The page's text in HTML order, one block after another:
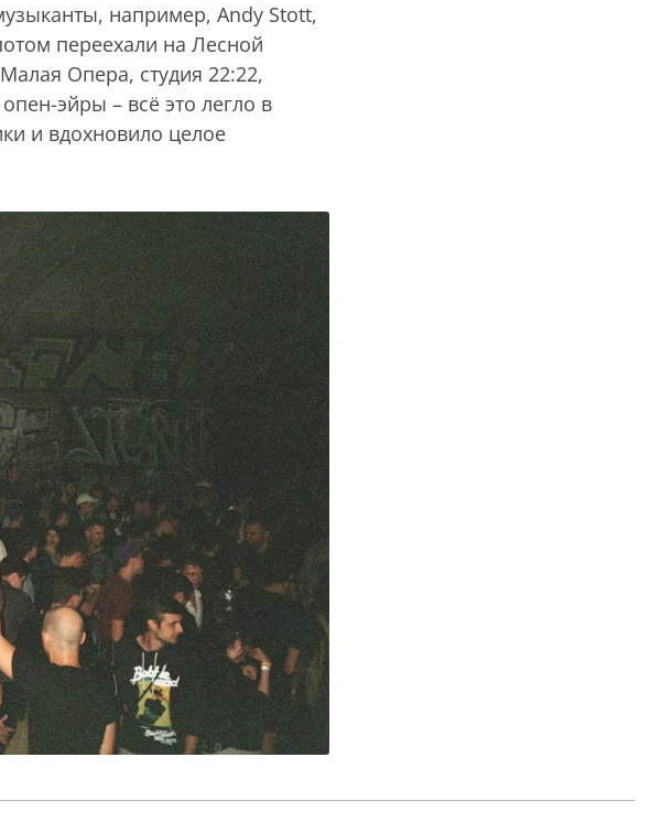
например, Andy Stott,
переехали на Лесной
Опера, студия 22:22,
эйры – всё это легло в
и вдохновило целое